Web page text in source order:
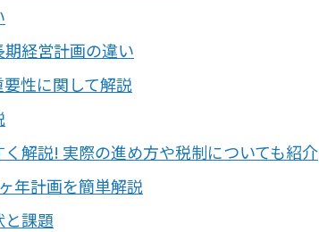
経営計画の違い
性に関して解説
解説! 実際の進め方や税制についても紹介
年計画を簡単解説
課題